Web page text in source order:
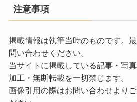
注意事項
掲載情報は執筆当時のものです。
問い合わせください。
当サイトに掲載している記事・写
加工・無断転載を一切禁じます。
画像引用の際はお問い合わせより